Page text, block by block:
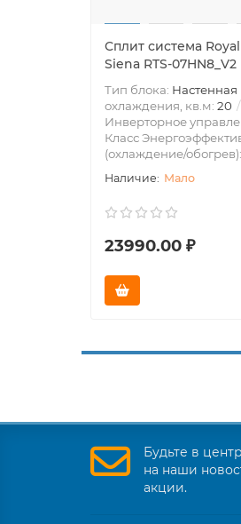
Сплит система
Siena RTS-07HN8_V2
Тип блока: Настенная
охлаждения, кв.м: 20
Инверторное
Класс
(охлаждение/обогрев):
Мало
23990.00 ₽
Будьте в
на наши
акции.